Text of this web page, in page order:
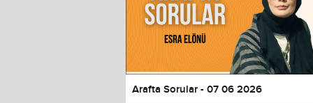
Arafta Sorular - 07 06 2026